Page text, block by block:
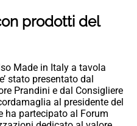
prodotti del
Made in Italy a tavola
stato presentato dal
Prandini e dal Consigliere
al presidente del
ha partecipato al Forum